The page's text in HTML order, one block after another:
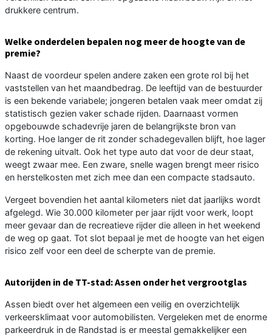
drukkere centrum.
Welke onderdelen bepalen nog meer de hoogte van de
premie?
Naast de voordeur spelen andere zaken een grote rol bij het
vaststellen van het maandbedrag. De leeftijd van de bestuurder
is een bekende variabele; jongeren betalen vaak meer omdat zij
statistisch gezien vaker schade rijden. Daarnaast vormen
opgebouwde schadevrije jaren de belangrijkste bron van
korting. Hoe langer de rit zonder schadegevallen blijft, hoe lager
de rekening uitvalt. Ook het type auto dat voor de deur staat,
weegt zwaar mee. Een zware, snelle wagen brengt meer risico
en herstelkosten met zich mee dan een compacte stadsauto.
Vergeet bovendien het aantal kilometers niet dat jaarlijks wordt
afgelegd. Wie 30.000 kilometer per jaar rijdt voor werk, loopt
meer gevaar dan de recreatieve rijder die alleen in het weekend
de weg op gaat. Tot slot bepaal je met de hoogte van het eigen
risico zelf voor een deel de scherpte van de premie.
Autorijden in de TT-stad: Assen onder het vergrootglas
Assen biedt over het algemeen een veilig en overzichtelijk
verkeersklimaat voor automobilisten. Vergeleken met de enorme
parkeerdruk in de Randstad is er meestal gemakkelijker een